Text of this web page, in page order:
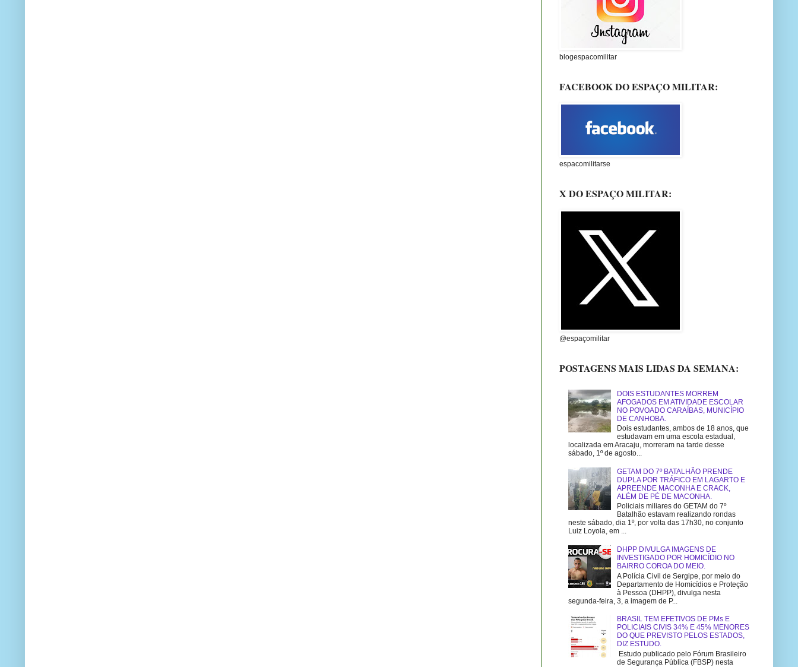
blogespacomilitar
FACEBOOK DO ESPAÇO MILITAR:
espacomilitarse
X DO ESPAÇO MILITAR:
@espaçomilitar
POSTAGENS MAIS LIDAS DA SEMANA:
DOIS ESTUDANTES MORREM
AFOGADOS EM ATIVIDADE ESCOLAR
NO POVOADO CARAÍBAS, MUNICÍPIO
DE CANHOBA.
Dois estudantes, ambos de 18 anos, que
estudavam em uma escola estadual,
localizada em Aracaju, morreram na tarde desse
sábado, 1º de agosto...
GETAM DO 7º BATALHÃO PRENDE
DUPLA POR TRÁFICO EM LAGARTO E
APREENDE MACONHA E CRACK,
ALÉM DE PÉ DE MACONHA.
Policiais miliares do GETAM do 7º
Batalhão estavam realizando rondas
neste sábado, dia 1º, por volta das 17h30, no conjunto
Luiz Loyola, em ...
DHPP DIVULGA IMAGENS DE
INVESTIGADO POR HOMICÍDIO NO
BAIRRO COROA DO MEIO.
A Polícia Civil de Sergipe, por meio do
Departamento de Homicídios e Proteção
à Pessoa (DHPP), divulga nesta
segunda-feira, 3, a imagem de P...
BRASIL TEM EFETIVOS DE PMs E
POLICIAIS CIVIS 34% E 45% MENORES
DO QUE PREVISTO PELOS ESTADOS,
DIZ ESTUDO.
Estudo publicado pelo Fórum Brasileiro
de Segurança Pública (FBSP) nesta